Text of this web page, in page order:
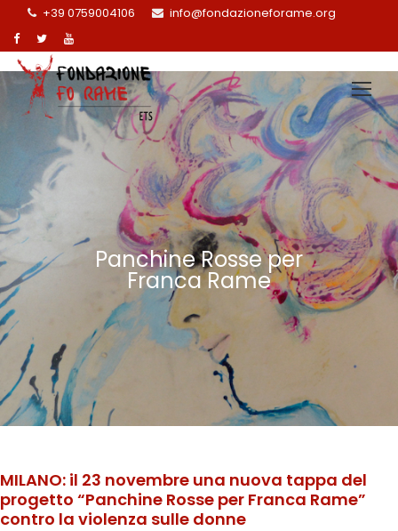
+39 0759004106 info@fondazioneforame.org
Panchine Rosse per
Franca Rame
MILANO: il 23 novembre una nuova tappa del
progetto “Panchine Rosse per Franca Rame”
contro la violenza sulle donne